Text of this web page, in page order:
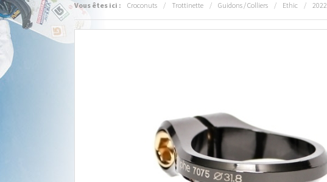
Vous êtes ici : Croconuts / Trottinette / Guidons / Colliers / Ethic / 2022